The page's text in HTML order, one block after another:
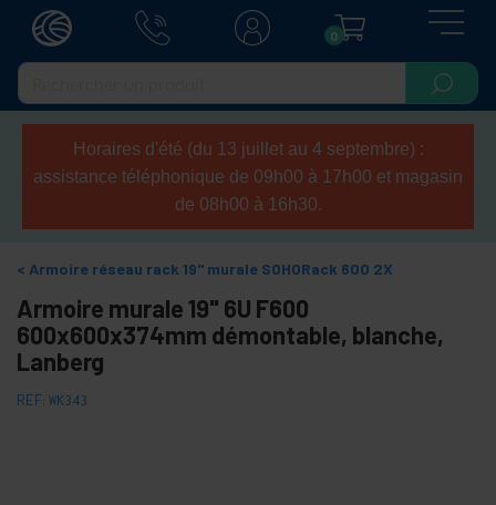
0
Horaires d'été (du 13 juillet au 4 septembre) :
assistance téléphonique de 09h00 à 17h00 et magasin
de 08h00 à 16h30.
Armoire réseau rack 19" murale SOHORack 600 2X
Armoire murale 19" 6U F600
600x600x374mm démontable, blanche,
Lanberg
REF: WK343